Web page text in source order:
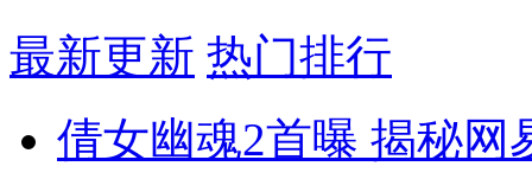
最新更新 热门排行
倩女幽魂2首曝 揭秘网